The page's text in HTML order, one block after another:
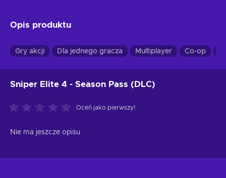
Opis produktu
Gry akcji Dla jednego gracza Multiplayer Co-op
Sniper Elite 4 - Season Pass (DLC)
Oceń jako pierwszy!
Nie ma jeszcze opisu